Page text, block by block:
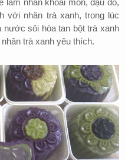
làm nhân khoai môn, đậu đỏ,
với nhân trà xanh, trong lúc
nước sôi hòa tan bột trà xanh
trà xanh yêu thích.